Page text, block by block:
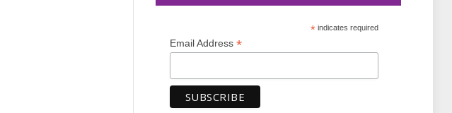
*indicates required
Email Address *